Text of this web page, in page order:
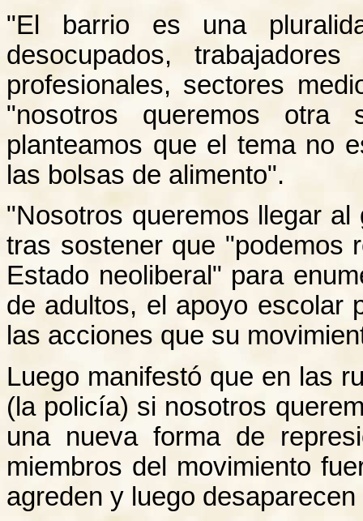
"El barrio es una
desocupados,
profesionales, sectores
"nosotros queremos
planteamos que el tema no
las bolsas de alimento".
"Nosotros queremos llegar
tras sostener que "podemos
Estado neoliberal" para
de adultos, el apoyo escolar
las acciones que su
Luego manifestó que en las
(la policía) si nosotros
una nueva forma de
miembros del movimiento
agreden y luego